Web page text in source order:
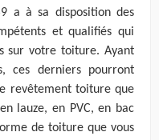
a à sa disposition des
et qualifiés qui
sur votre toiture. Ayant
ces derniers pourront
revêtement toiture que
lauze, en PVC, en bac
de toiture que vous